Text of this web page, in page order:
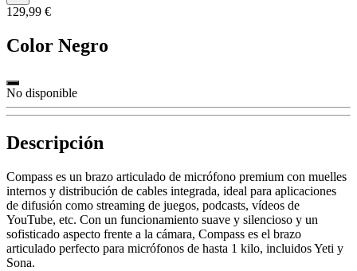
129,99 €
Color Negro
No disponible
Descripción
Compass es un brazo articulado de micrófono premium con muelles
internos y distribución de cables integrada, ideal para aplicaciones
de difusión como streaming de juegos, podcasts, vídeos de
YouTube, etc. Con un funcionamiento suave y silencioso y un
sofisticado aspecto frente a la cámara, Compass es el brazo
articulado perfecto para micrófonos de hasta 1 kilo, incluidos Yeti y
Sona.